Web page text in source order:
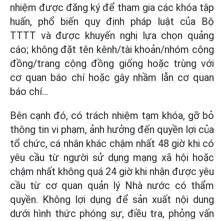
nhiệm được đăng ký để tham gia các khóa tập
huấn, phổ biến quy định pháp luật của Bộ
TTTT và được khuyến nghị lựa chọn quảng
cáo; không đặt tên kênh/tài khoản/nhóm cộng
đồng/trang cộng đồng giống hoặc trùng với
cơ quan báo chí hoặc gây nhầm lẫn cơ quan
báo chí…
Bên cạnh đó, có trách nhiệm tạm khóa, gỡ bỏ
thông tin vi phạm, ảnh hưởng đến quyền lợi của
tổ chức, cá nhân khác chậm nhất 48 giờ khi có
yêu cầu từ người sử dụng mạng xã hội hoặc
chậm nhất không quá 24 giờ khi nhận được yêu
cầu từ cơ quan quản lý Nhà nước có thẩm
quyền. Không lợi dụng để sản xuất nội dung
dưới hình thức phóng sự, điều tra, phỏng vấn